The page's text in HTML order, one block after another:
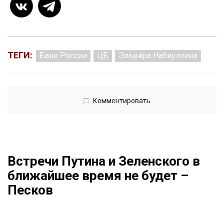
ТЕГИ: Банк России ЦБ Эльвира Набиуллина
Комментировать
Встречи Путина и Зеленского в
ближайшее время не будет –
Песков